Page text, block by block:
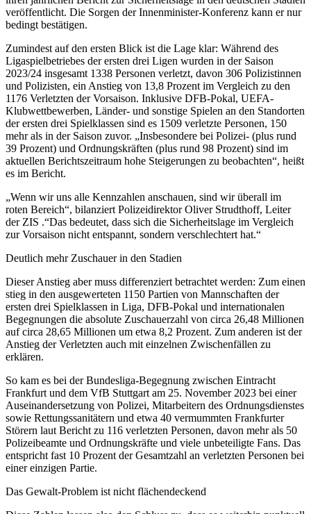
veröffentlicht. Die Sorgen der Innenminister-Konferenz kann er nur
bedingt bestätigen.
Zumindest auf den ersten Blick ist die Lage klar: Während des
Ligaspielbetriebes der ersten drei Ligen wurden in der Saison
2023/24 insgesamt 1338 Personen verletzt, davon 306 Polizistinnen
und Polizisten, ein Anstieg von 13,8 Prozent im Vergleich zu den
1176 Verletzten der Vorsaison. Inklusive DFB-Pokal, UEFA-
Klubwettbewerben, Länder- und sonstige Spielen an den Standorten
der ersten drei Spielklassen sind es 1509 verletzte Personen, 150
mehr als in der Saison zuvor. „Insbesondere bei Polizei- (plus rund
39 Prozent) und Ordnungskräften (plus rund 98 Prozent) sind im
aktuellen Berichtszeitraum hohe Steigerungen zu beobachten“, heißt
es im Bericht.
„Wenn wir uns alle Kennzahlen anschauen, sind wir überall im
roten Bereich“, bilanziert Polizeidirektor Oliver Strudthoff, Leiter
der ZIS .“Das bedeutet, dass sich die Sicherheitslage im Vergleich
zur Vorsaison nicht entspannt, sondern verschlechtert hat.“
Deutlich mehr Zuschauer in den Stadien
Dieser Anstieg aber muss differenziert betrachtet werden: Zum einen
stieg in den ausgewerteten 1150 Partien von Mannschaften der
ersten drei Spielklassen in Liga, DFB-Pokal und internationalen
Begegnungen die absolute Zuschauerzahl von circa 26,48 Millionen
auf circa 28,65 Millionen um etwa 8,2 Prozent. Zum anderen ist der
Anstieg der Verletzten auch mit einzelnen Zwischenfällen zu
erklären.
So kam es bei der Bundesliga-Begegnung zwischen Eintracht
Frankfurt und dem VfB Stuttgart am 25. November 2023 bei einer
Auseinandersetzung von Polizei, Mitarbeitern des Ordnungsdienstes
sowie Rettungssanitätern und etwa 40 vermummten Frankfurter
Störern laut Bericht zu 116 verletzten Personen, davon mehr als 50
Polizeibeamte und Ordnungskräfte und viele unbeteiligte Fans. Das
entspricht fast 10 Prozent der Gesamtzahl an verletzten Personen bei
einer einzigen Partie.
Das Gewalt-Problem ist nicht flächendeckend